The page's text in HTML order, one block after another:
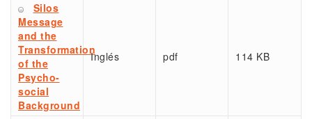
Silos
Message
and the
Transformation
of the
Psycho-
social
Background
Inglés pdf 114 KB